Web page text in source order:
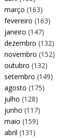
março (163)
fevereiro (163)
janeiro (147)
dezembro (132)
novembro (152)
outubro (132)
setembro (149)
agosto (175)
julho (128)
junho (117)
maio (159)
abril (131)